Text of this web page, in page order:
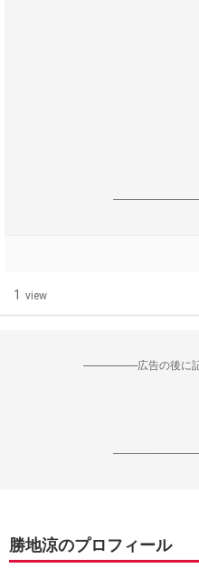
1 view
--------------------広告の後に
勝地涼のプロフィール